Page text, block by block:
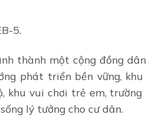
5.
thành một cộng đồng
phát triển bền vững,
khu vui chơi trẻ em,
lý tưởng cho cư dân.